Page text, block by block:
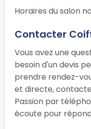
Horaires du salon
Contacter
Vous avez une
besoin d'un devis
prendre rendez-
et directe,
Passion par
écoute pour